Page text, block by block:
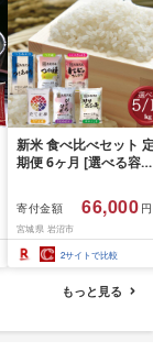
新米 食べ比べセット
期便 6ヶ月 [選べる容
ん つきあかり つや姫
じのきらめき だて正夢
ひとめぼれ ササニシキ
セット 銘柄米 味比べ
リエーション お楽しみ
食味 毎日の食卓 毎月
わる 色々試せる 志賀
寄付金額 66,000
宮城県 岩沼市
2サイトで比較
もっと見る